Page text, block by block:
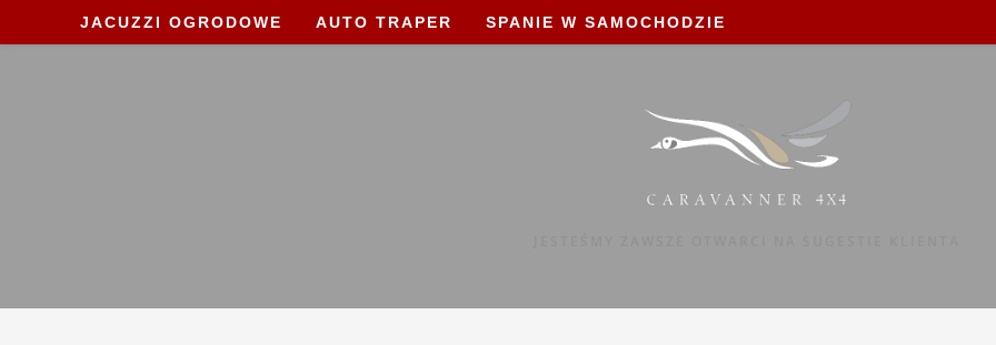
to
JACUZZI OGRODOWE AUTO TRAPER SPANIE W SAMOCHODZIE